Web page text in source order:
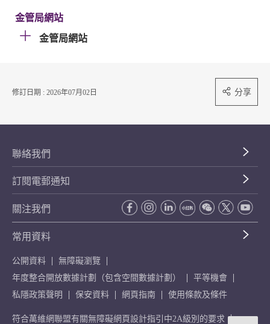
金管局網站
金管局網站
修訂日期 : 2026年07月02日 分享
聯絡我們
訂閱電郵通知
關注我們
常用資料
公開資料
無障礙瀏覽
年度整合開放數據計劃（包含空間數據計劃）
平等機會
私隱政策聲明
保安資料 網頁指南 使用條款及條件
符合萬維網聯盟有關無障礙網頁設計指引中2A級別的要求